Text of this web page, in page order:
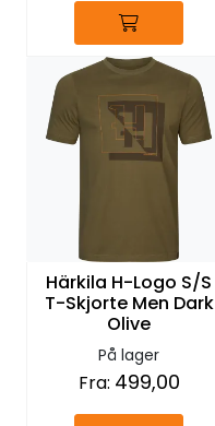
Härkila H-Logo S/S
T-Skjorte Men Dark
Olive
På lager
Fra: 499,00